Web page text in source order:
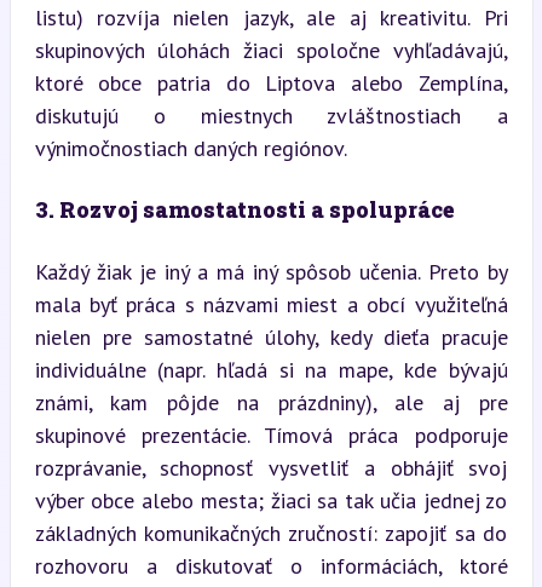
listu) rozvíja nielen jazyk, ale aj kreativitu. Pri
skupinových úlohách žiaci spoločne vyhľadávajú,
ktoré obce patria do Liptova alebo Zemplína,
diskutujú o miestnych zvláštnostiach a
výnimočnostiach daných regiónov.
3. Rozvoj samostatnosti a spolupráce
Každý žiak je iný a má iný spôsob učenia. Preto by
mala byť práca s názvami miest a obcí využiteľná
nielen pre samostatné úlohy, kedy dieťa pracuje
individuálne (napr. hľadá si na mape, kde bývajú
známi, kam pôjde na prázdniny), ale aj pre
skupinové prezentácie. Tímová práca podporuje
rozprávanie, schopnosť vysvetliť a obhájiť svoj
výber obce alebo mesta; žiaci sa tak učia jednej zo
základných komunikačných zručností: zapojiť sa do
rozhovoru a diskutovať o informáciách, ktoré